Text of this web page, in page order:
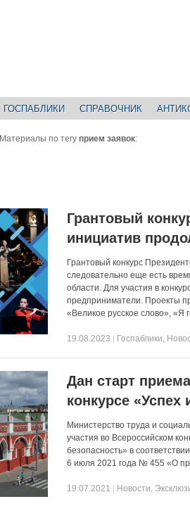
ГОСПАБЛИКИ СПРАВОЧНИК
Материалы по тегу прием заявок:
Грантовый
инициатив
Грантовый конкурс
следовательно еще есть
области. Для участия в
предприниматели. Проекты
«Великое русское слово»,
19.08.2023 Госпаблики,
Дан старт
конкурсе «Успех
Министерство труда и
участия во Всероссийском
безопасность» в
6 июля 2021 года № 455 «О
19.07.2021 Новости,